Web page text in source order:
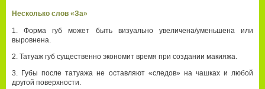
Несколько слов «За»
Форма губ может быть визуально увеличена/уменьшена или
выровнена.
Татуаж губ существенно экономит время при создании макияжа.
Губы после татуажа не оставляют «следов» на чашках и любой
другой поверхности.